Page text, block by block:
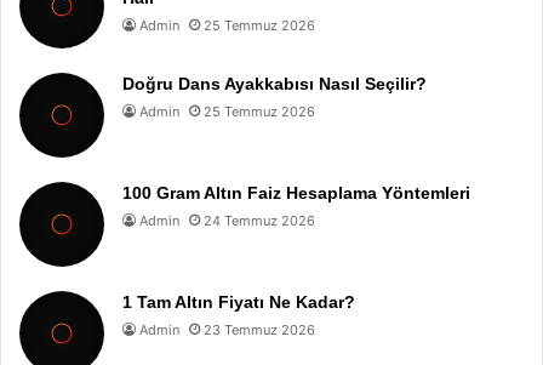
Admin 25 Temmuz 2026
Doğru Dans Ayakkabısı Nasıl Seçilir?
Admin 25 Temmuz 2026
100 Gram Altın Faiz Hesaplama Yöntemleri
Admin 24 Temmuz 2026
1 Tam Altın Fiyatı Ne Kadar?
Admin 23 Temmuz 2026